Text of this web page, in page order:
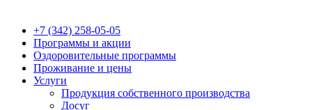
+7 (342) 258-05-05
Программы и акции
Оздоровительные программы
Проживание и цены
Услуги
Продукция собственного производства
Досуг